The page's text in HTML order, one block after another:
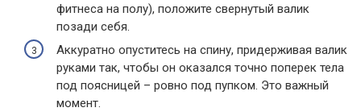
фитнеса на полу), положите свернутый валик
позади себя.
Аккуратно опуститесь на спину, придерживая валик
руками так, чтобы он оказался точно поперек тела
под поясницей – ровно под пупком. Это важный
момент.